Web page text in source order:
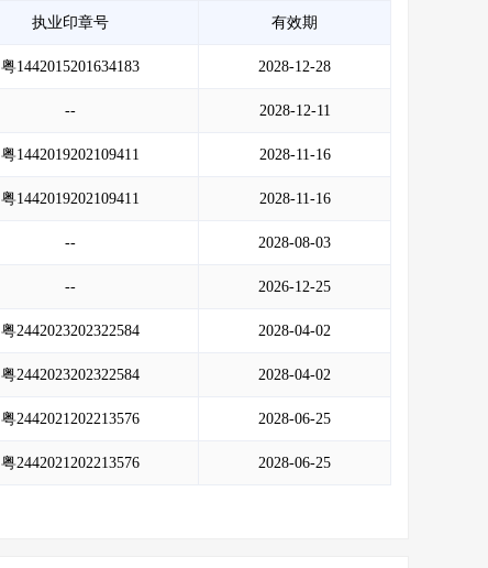
执业印章号 有效期
粤1442015201634183 2028-12-28
-- 2028-12-11
粤1442019202109411 2028-11-16
粤1442019202109411 2028-11-16
-- 2028-08-03
-- 2026-12-25
粤2442023202322584 2028-04-02
粤2442023202322584 2028-04-02
粤2442021202213576 2028-06-25
粤2442021202213576 2028-06-25